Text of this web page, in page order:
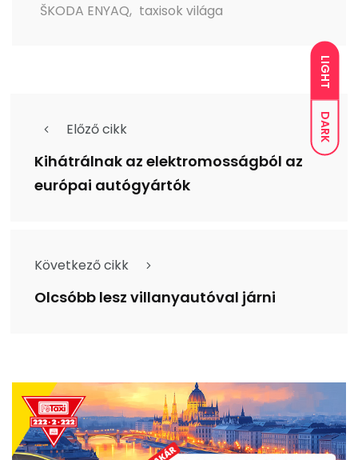
LIGHT
DARK
ŠKODA ENYAQ, taxisok világa
Előző cikk
Kihátrálnak az elektromosságból az
európai autógyártók
Következő cikk
Olcsóbb lesz villanyautóval járni